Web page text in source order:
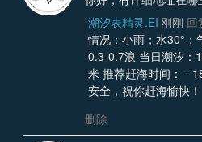
潮汐表精灵.EI 刚刚 回
情况：小雨；水30°；
0.3-0.7浪 当日潮汐：
米 推荐赶海时间： -
安全，祝你赶海愉快！
删除